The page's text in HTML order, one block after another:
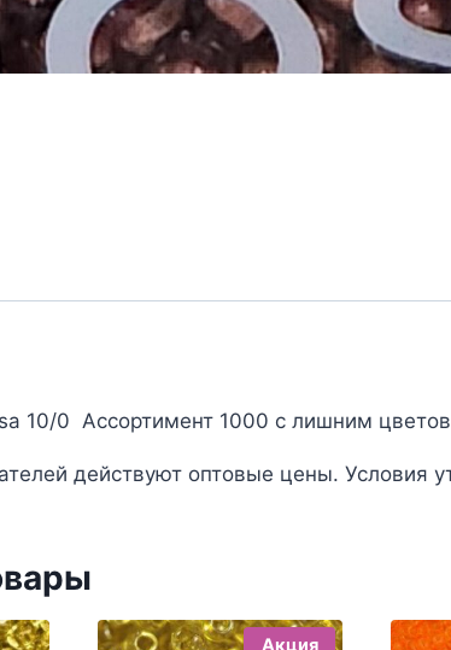
10/0 Ассортимент 1000 с лишним
действуют оптовые цены. Условия